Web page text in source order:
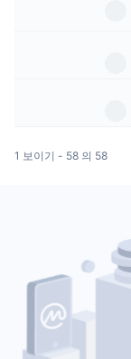
1 보이기 - 58 의 58